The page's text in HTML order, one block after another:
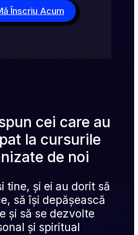
Înscriu Acum
cei care au
la cursurile
de noi
tine, și ei au dorit să
să își depășească
și să se dezvolte
și spiritual